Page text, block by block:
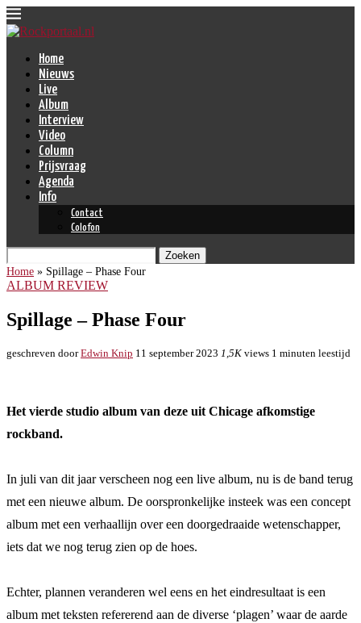
Home
Nieuws
Live
Album
Interview
Video
Column
Prijsvraag
Agenda
Info
Contact
Colofon
Zoeken
Home » Spillage – Phase Four
ALBUM REVIEW
Spillage – Phase Four
geschreven doorEdwin Knip 11 september 2023 1,5K views 1 minuten leestijd
Het vierde studio album van deze uit Chicage afkomstige
rockband.
In juli van dit jaar verscheen nog een live album, nu is de band terug
met een nieuwe album. De oorspronkelijke insteek was een concept
album met een verhaallijn over een doorgedraaide wetenschapper,
iets dat we nog terug zien op de hoes.
Echter, plannen veranderen wel eens en het eindresultaat is een
album met teksten refererend aan de diverse ‘plagen’ waar de aarde